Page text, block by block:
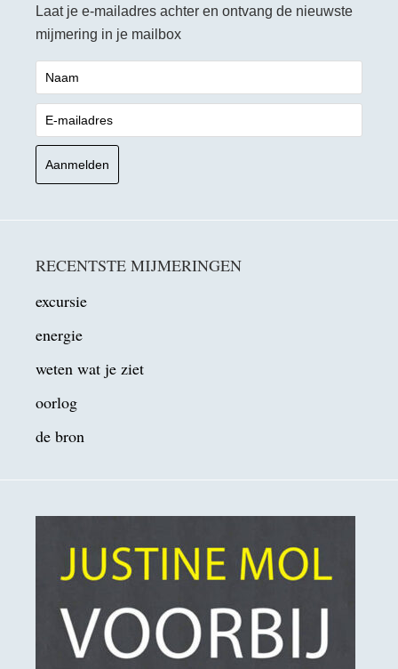
Laat je e-mailadres achter en ontvang de nieuwste
mijmering in je mailbox
RECENTSTE MIJMERINGEN
excursie
energie
weten wat je ziet
oorlog
de bron